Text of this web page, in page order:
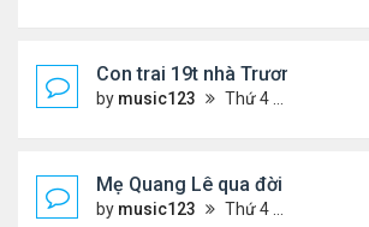
Con trai 19t nhà Trương Bá Chi
by music123 Thứ 4 Tháng 8 05, 2026 7:03 pm
Mẹ Quang Lê qua đời sau 2
by music123 Thứ 4 Tháng 8 05, 2026 6:53 pm